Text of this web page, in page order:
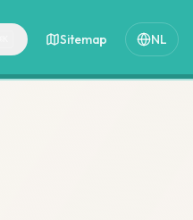
Sitemap NL